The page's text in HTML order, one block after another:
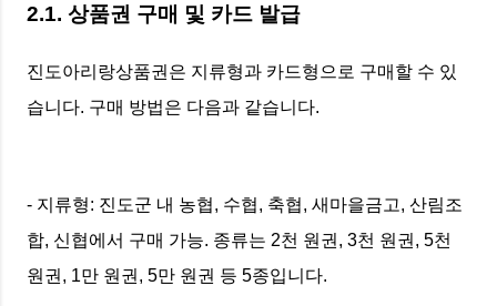
2.1. 상품권 구매 및 카드 발급
진도아리랑상품권은 지류형과 카드형으로 구매할 수 있
습니다. 구매 방법은 다음과 같습니다.
- 지류형: 진도군 내 농협, 수협, 축협, 새마을금고, 산림조
합, 신협에서 구매 가능. 종류는 2천 원권, 3천 원권, 5천
원권, 1만 원권, 5만 원권 등 5종입니다.